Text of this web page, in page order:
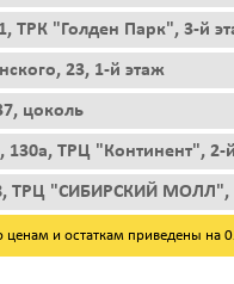
ТРК "Голден Парк", 3-й
23, 1-й этаж
цоколь
130а, ТРЦ "Континент", 2-
ТРЦ "СИБИРСКИЙ МОЛЛ",
и остаткам приведены на